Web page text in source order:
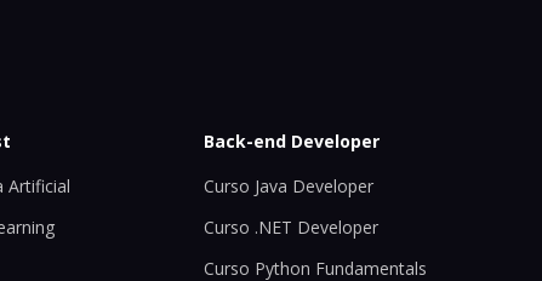
Artificial
Back-end Developer
Curso Java Developer
Curso .NET Developer
Curso Python Fundamentals